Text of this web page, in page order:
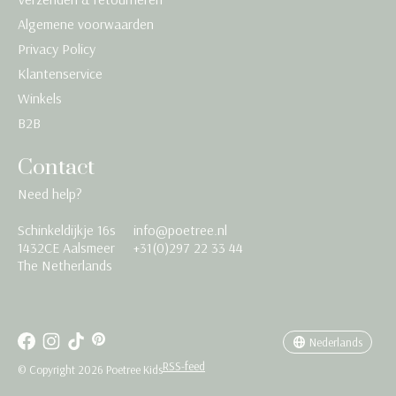
Algemene voorwaarden
Privacy Policy
Klantenservice
Winkels
B2B
Contact
Need help?
Schinkeldijkje 16s
1432CE Aalsmeer
The Netherlands
info@poetree.nl
+31(0)297 22 33 44
© Copyright 2026 Poetree KidsRSS-feed
Nederlands